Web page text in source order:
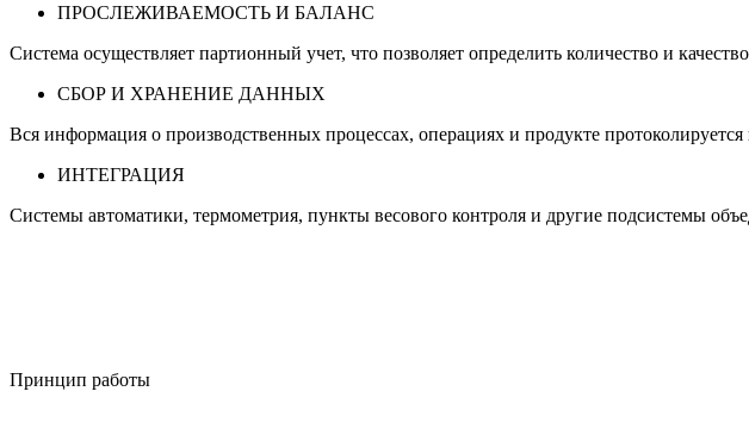
ПРОСЛЕЖИВАЕМОСТЬ И БАЛАНС
Система осуществляет партионный учет, что позволяет определить количество и
СБОР И ХРАНЕНИЕ ДАННЫХ
Вся информация о производственных процессах, операциях и продукте
ИНТЕГРАЦИЯ
Системы автоматики, термометрия, пункты весового контроля и другие подсистемы
Принцип работы